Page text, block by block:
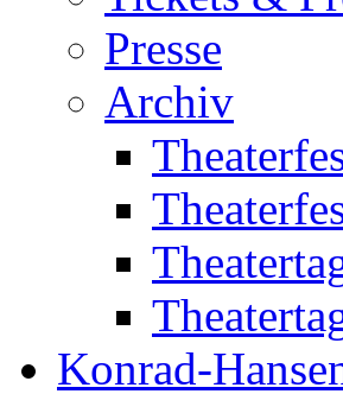
Presse
Archiv
Konrad-